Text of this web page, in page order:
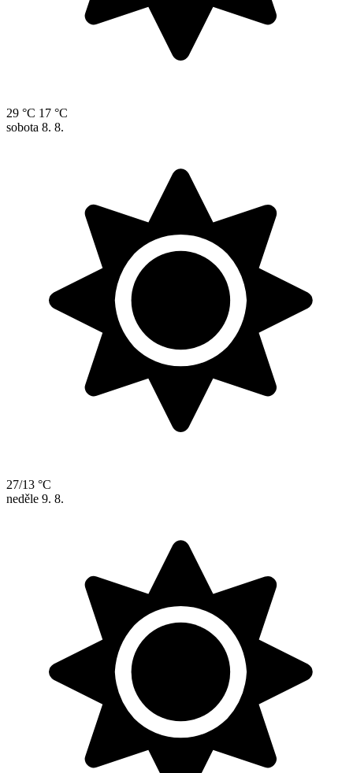
29 °C 17 °C
sobota 8. 8.
27/13 °C
neděle 9. 8.